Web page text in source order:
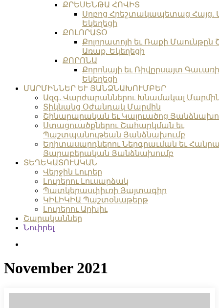
ՔՐԵՍԵՆԹԱ ՀՈՎԻՏ
Սրբոց Հրեշտակապետաց Հայց.
Եկեղեցի
ՔՈԼՈՐԱՏՕ
Քոլորատոյի եւ Ռաքի Մաունթըն
Առաք. Եկեղեցի
ՔՈՐՈՆԱ
Քորոնայի եւ Ռիվըրսայտ
Եկեղեցի
ՄԱՐՄԻՆՆԵՐ ԵՒ ՅԱՆՁՆԱԽՈՒՄԲԵՐ
Ազգ. Վարժարաններու Խնամակալ
Տիկնանց Օժանդակ Մարմին
Շինարարական եւ Կալուածոց
Ստացուածքներու Շահարկման եւ
Պաշտպանութեան Յանձնախումբ
Երիտասարդներու Ներգրաւման եւ
Յարաբերական Յանձնախումբ
ՏԵՂԵԿԱՏՈՒԱԿԱՆ
Վերջին Լուրեր
Լուրերու Լուսարձակ
Պատկերասփիւռի Յայտագիր
ԿԻԼԻԿԻԱ Պաշտօնաթերթ
Լուրերու Արխիւ
Շարականներ
Նուիրել
November 2021